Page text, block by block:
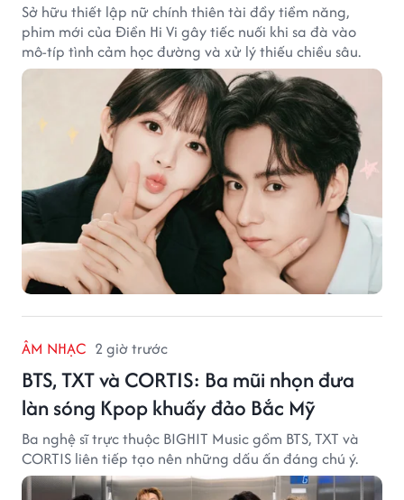
Sở hữu thiết lập nữ chính thiên tài đầy tiềm năng,
phim mới của Điền Hi Vi gây tiếc nuối khi sa đà vào
mô-típ tình cảm học đường và xử lý thiếu chiều sâu.
ÂM NHẠC 2 giờ trước
BTS, TXT và CORTIS: Ba mũi nhọn đưa
làn sóng Kpop khuấy đảo Bắc Mỹ
Ba nghệ sĩ trực thuộc BIGHIT Music gồm BTS, TXT và
CORTIS liên tiếp tạo nên những dấu ấn đáng chú ý.